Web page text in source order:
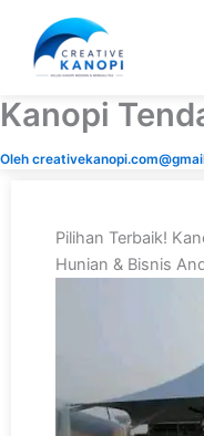
konten
Kanopi
Oleh
Pilihan Terbaik!
Hunian & Bisnis